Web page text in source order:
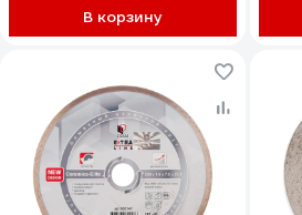
В корзину